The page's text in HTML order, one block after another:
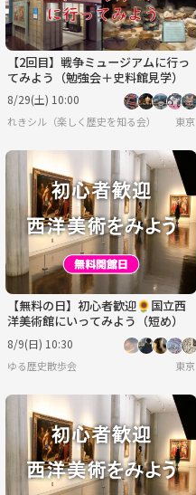
【2回目】戦争ミュージアムに行っ
てみよう（勉強会＋史料館見学）
8/29(土) 10:00
れきシル（楽しく歴史を知る会） 東京
【無料の日】初心者歓迎🌻国立西
洋美術館にいってみよう（短め）
8/9(日) 10:30
ゆる歴史散歩会 東京